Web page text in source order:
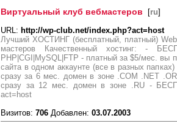
Виртуальный клуб вебмастеров [ru]
URL: http://wp-club.net/index.php?act=host
Лучший ХОСТИНГ (бесплатный, платный)
мастеров Качественный хостинг: -
PHP|CGI|MySQL|FTP - платный за $5/мес. вы
сайта в одном аккаунте (все в разных
сразу за 6 мес. домен в зоне .COM .NET
сразу за 12 мес. домен в зоне .RU -
act=host
Визитов: 706 Добавлен: 03.07.2003